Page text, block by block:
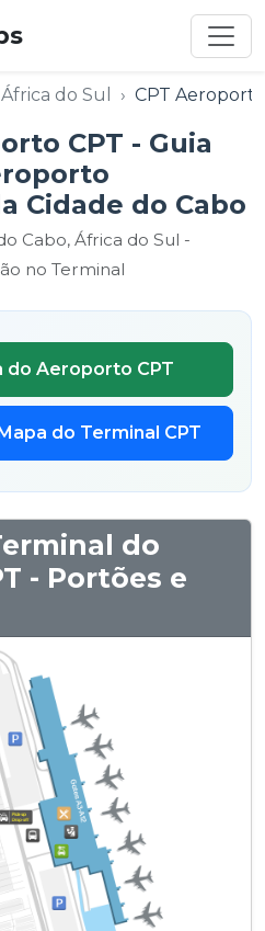
África do Sul CPT
CPT - Guia
Cidade do Cabo
Cabo, África do Sul -
no Terminal
do Aeroporto CPT
do Terminal CPT
do
- Portões e